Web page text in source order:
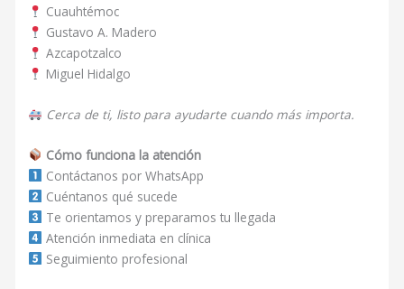
Cuauhtémoc
Gustavo A. Madero
Azcapotzalco
Miguel Hidalgo
Cerca de ti, listo para ayudarte cuando más importa.
Cómo funciona la atención
Contáctanos por WhatsApp
Cuéntanos qué sucede
Te orientamos y preparamos tu llegada
Atención inmediata en clínica
Seguimiento profesional